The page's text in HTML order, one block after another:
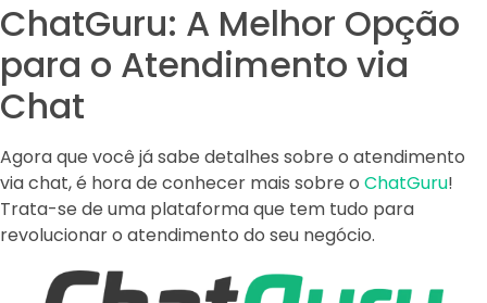
ChatGuru: A Melhor Opção
para o Atendimento via
Chat
Agora que você já sabe detalhes sobre o atendimento
via chat, é hora de conhecer mais sobre o ChatGuru!
Trata-se de uma plataforma que tem tudo para
revolucionar o atendimento do seu negócio.